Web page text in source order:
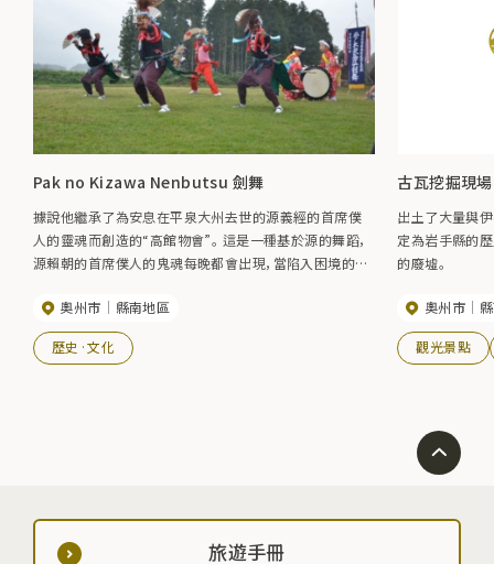
Pak no Kizawa Nenbutsu 劍舞
據說他繼承了為安息在平泉大州去世的源義經的首席僕
人的靈魂而創造的“高館物會”。 這是一種基於源的舞蹈，
源賴朝的首席僕人的鬼魂每晚都會出現，當陷入困境的太
的鬼魂中一邊吟誦Nembutsu一邊跳舞，靈魂的心被軟化，
佛陀成佛。 每年9月16日在奧州市伊布澤小山的伊勢堂
（Odo）舉行的年度盛大祭典上，以及在春秋藤原節期間在
奧州市 縣南地區
歷史·文化
古瓦挖掘現場
出土了大量與
定為岩手縣的
的廢墟。
奧州市
觀光景點
旅遊手冊